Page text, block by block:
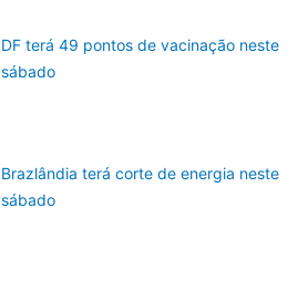
DF terá 49 pontos de vacinação neste
sábado
Brazlândia terá corte de energia neste
sábado